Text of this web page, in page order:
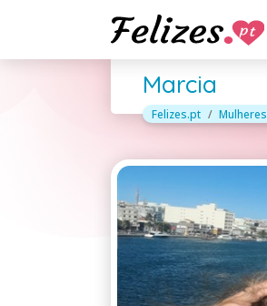
Marcia
Felizes.pt Mulheres